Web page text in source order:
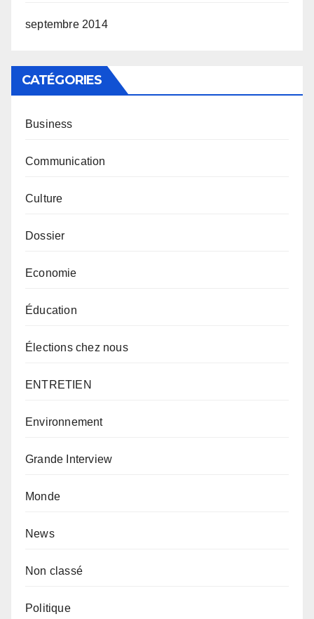
septembre 2014
CATÉGORIES
Business
Communication
Culture
Dossier
Economie
Éducation
Élections chez nous
ENTRETIEN
Environnement
Grande Interview
Monde
News
Non classé
Politique